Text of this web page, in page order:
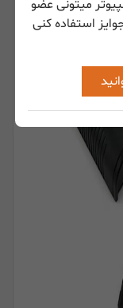
میتونی عضو
استفاده کنی